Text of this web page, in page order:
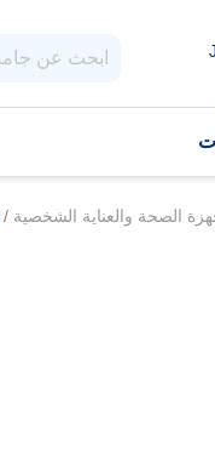
الصحة والعناية الشخصية /